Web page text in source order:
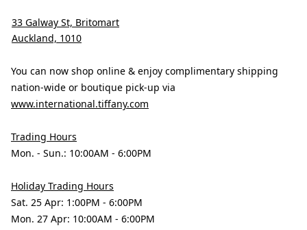
33 Galway St, Britomart
Auckland, 1010
You can now shop online & enjoy complimentary shipping
nation-wide or boutique pick-up via
www.international.tiffany.com
Trading Hours
Mon. - Sun.: 10:00AM - 6:00PM
Holiday Trading Hours
Sat. 25 Apr: 1:00PM - 6:00PM
Mon. 27 Apr: 10:00AM - 6:00PM